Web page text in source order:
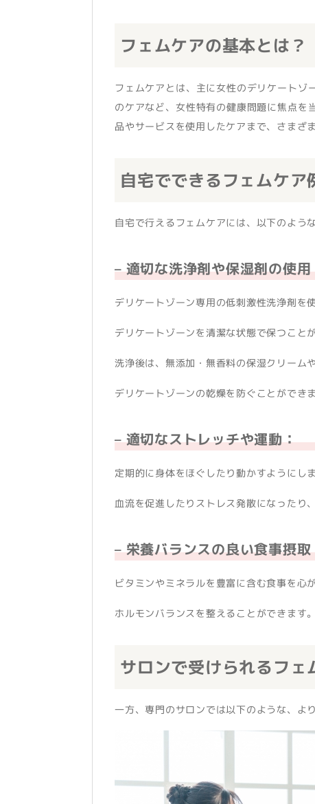
フェムケアの基本とは？
フェムケアとは、主に女性のデリケートゾ
のケアなど、女性特有の健康問題に焦点を
品やサービスを使用したケアまで、さまざ
自宅でできるフェムケア
自宅で行えるフェムケアには、以下のよう
– 適切な洗浄剤や保湿剤の使用
デリケートゾーン専用の低刺激性洗浄剤を
デリケートゾーンを清潔な状態で保つこと
洗浄後は、無添加・無香料の保湿クリーム
デリケートゾーンの乾燥を防ぐことができま
– 適切なストレッチや運動：
定期的に身体をほぐしたり動かすようにしま
血流を促進したりストレス発散になったり
– 栄養バランスの良い食事摂取
ビタミンやミネラルを豊富に含む食事を心
ホルモンバランスを整えることができます。
サロンで受けられるフェ
一方、専門のサロンでは以下のような、よ